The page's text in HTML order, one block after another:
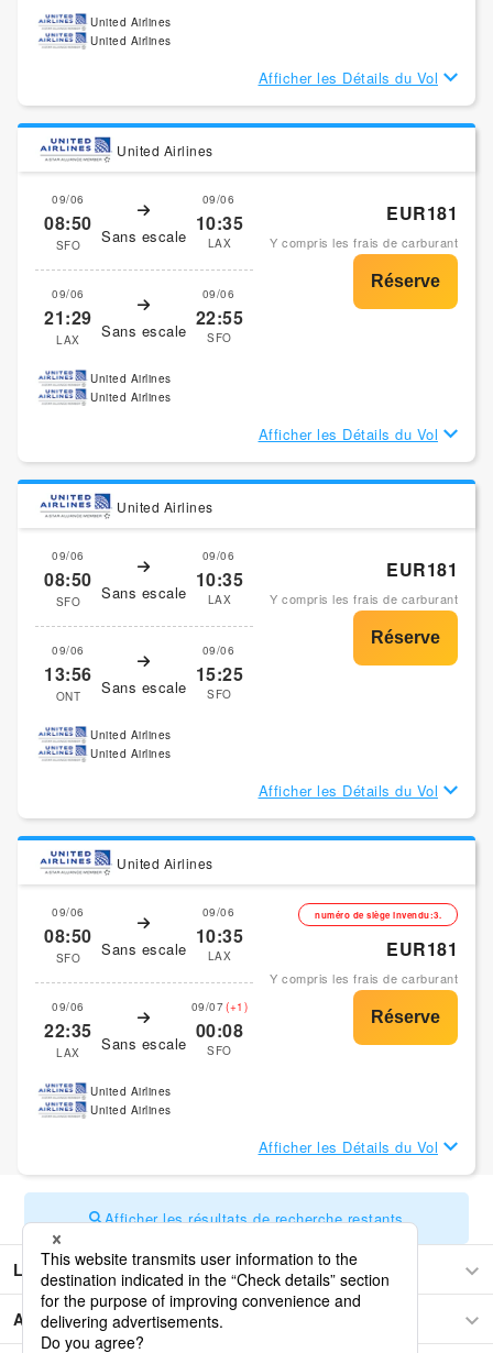
United Airlines
United Airlines
Afficher les Détails du Vol
United Airlines
09/06
08:50
SFO Sans escale
09/06
10:35
LAX
09/06
21:29
LAX Sans escale
09/06
22:55
SFO
EUR181
Y compris les frais de carburant
United Airlines
United Airlines
Afficher les Détails du Vol
United Airlines
09/06
08:50
SFO Sans escale
09/06
10:35
LAX
09/06
13:56
ONT Sans escale
09/06
15:25
SFO
EUR181
Y compris les frais de carburant
United Airlines
United Airlines
Afficher les Détails du Vol
United Airlines
09/06
08:50
SFO Sans escale
09/06
10:35
LAX
09/06
22:35
LAX Sans escale
09/07(+1)
00:08
SFO
numéro de siège invendu:3.
EUR181
Y compris les frais de carburant
United Airlines
United Airlines
Afficher les Détails du Vol
Afficher les résultats de recherche restants
Los Angeles
Amérique centrale et les Caraïbes